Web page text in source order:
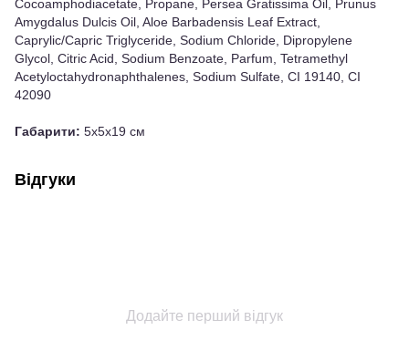
Cocoamphodiacetate, Propane, Persea Gratissima Oil, Prunus
Amygdalus Dulcis Oil, Aloe Barbadensis Leaf Extract,
Caprylic/Capric Triglyceride, Sodium Chloride, Dipropylene
Glycol, Citric Acid, Sodium Benzoate, Parfum, Tetramethyl
Acetyloctahydronaphthalenes, Sodium Sulfate, CI 19140, CI
42090
Габарити: 5x5x19 см
Відгуки
Додайте перший відгук